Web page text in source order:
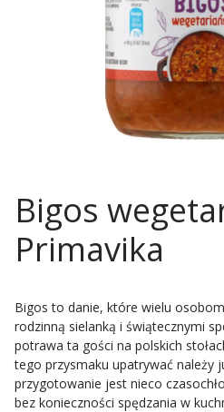
Bigos
Primavika
Bigos to danie, które wielu
rodzinną sielanką i świątecznymi
potrawa ta gości na polskich
tego przysmaku upatrywać należy
przygotowanie jest nieco
bez konieczności spędzania w